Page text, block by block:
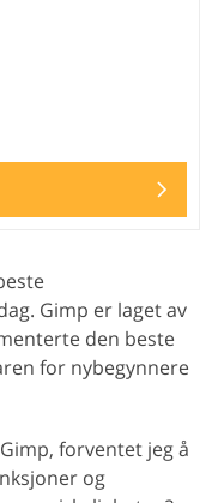
Gimp er laget av
den beste
for nybegynnere
forventet jeg å
og